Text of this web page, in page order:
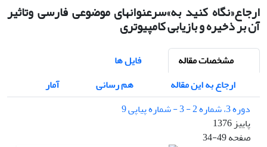
ارجاع«نگاه کنید به»سرعنوانهای موضوعی فارسی وتاثیر
آن بر ذخیره و بازیابی کامپیوتری
مشخصات مقاله
فایل ها
ارجاع به این مقاله
هم رسانی
آمار
دوره 3، شماره 2 - 3 - شماره پیاپی 9
پاییز 1376
صفحه34-49